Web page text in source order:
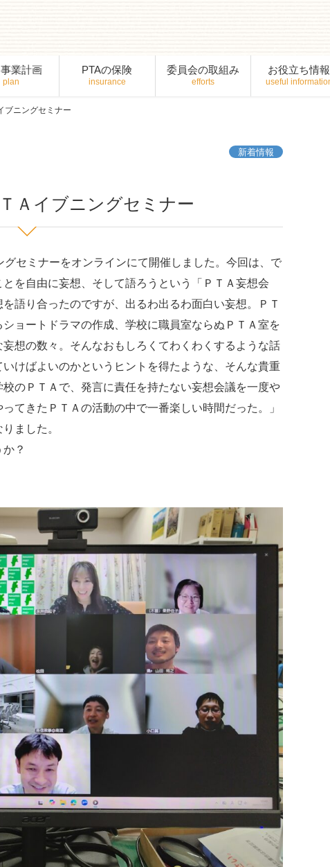
業計画 PTAの保険 委員会の取組み お役立ち情報
ニングセミナー
新着情報
Ａイブニングセミナー
セミナーをオンラインにて開催しました。今回は、で
を自由に妄想、そして語ろうという「ＰＴＡ妄想会
語り合ったのですが、出るわ出るわ面白い妄想。ＰＴ
ョートドラマの作成、学校に職員室ならぬＰＴＡ室を
想の数々。そんなおもしろくてわくわくするような話
けばよいのかというヒントを得たような、そんな貴重
のＰＴＡで、発言に責任を持たない妄想会議を一度や
てきたＰＴＡの活動の中で一番楽しい時間だった。」
ました。
？